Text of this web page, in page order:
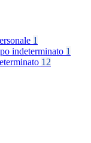
1
indeterminato 1
12